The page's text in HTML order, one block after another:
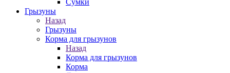
Сумки
Грызуны
Назад
Грызуны
Корма для грызунов
Назад
Корма для грызунов
Корма